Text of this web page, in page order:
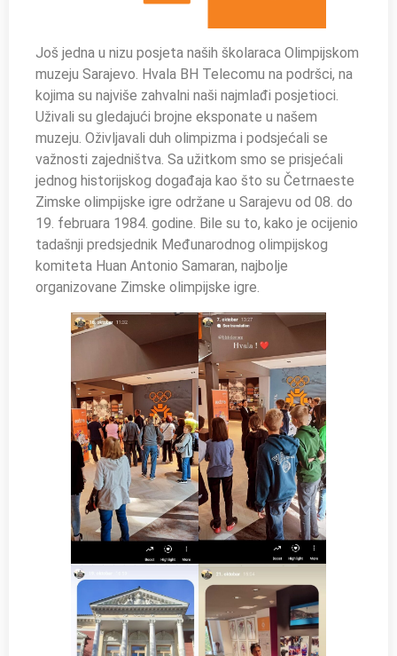
Još jedna u nizu posjeta naših školaraca Olimpijskom
muzeju Sarajevo. Hvala BH Telecomu na podršci, na
kojima su najviše zahvalni naši najmlađi posjetioci.
Uživali su gledajući brojne eksponate u našem
muzeju. Oživljavali duh olimpizma i podsjećali se
važnosti zajedništva. Sa užitkom smo se prisjećali
jednog historijskog događaja kao što su Četrnaeste
Zimske olimpijske igre održane u Sarajevu od 08. do
19. februara 1984. godine. Bile su to, kako je ocijenio
tadašnji predsjednik Međunarodnog olimpijskog
komiteta Huan Antonio Samaran, najbolje
organizovane Zimske olimpijske igre.